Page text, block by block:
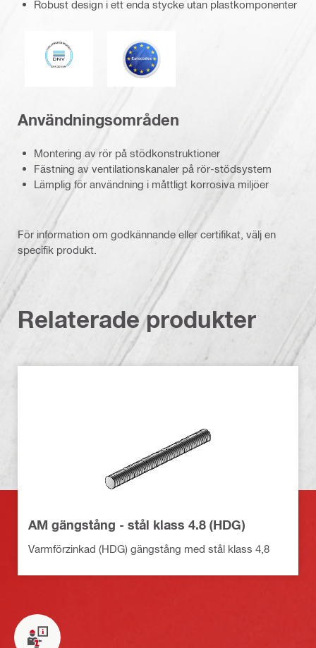
Robust design i ett enda stycke utan plastkomponenter
DNV Eurokod
Användningsområden
Montering av rör på stödkonstruktioner
Fästning av ventilationskanaler på rör-stödsystem
Lämplig för användning i måttligt korrosiva miljöer
För information om godkännande eller certifikat, välj en
specifik produkt.
Relaterade produkter
AM gängstång - stål klass 4.8 (HDG)
Varmförzinkad (HDG) gängstång med stål klass 4,8